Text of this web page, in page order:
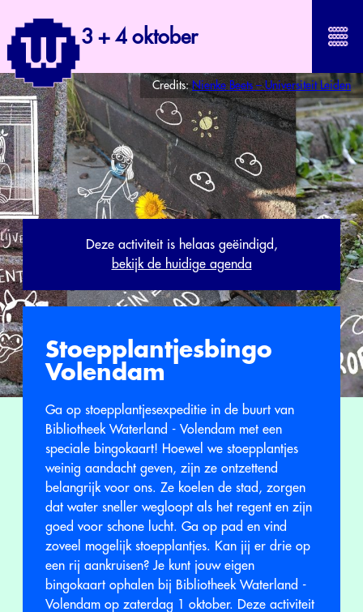
3 + 4 oktober
Credits:Nienke Beets – Universiteit Leiden
Deze activiteit is helaas geëindigd,
bekijk de huidige agenda
Stoepplantjesbingo
Volendam
Ga op stoepplantjesexpeditie in de buurt van
Bibliotheek Waterland - Volendam met een
speciale bingokaart! Hoewel we stoepplantjes
weinig aandacht geven, zijn ze ontzettend
belangrijk voor ons. Ze koelen de stad, zorgen
dat water sneller wegloopt als het regent en zijn
goed voor schone lucht. Ga op pad en vind
zoveel mogelijk stoepplantjes. Kan jij er drie op
een rij aankruisen? Je kunt jouw eigen
bingokaart ophalen bij Bibliotheek Waterland -
Volendam op zaterdag 1 oktober. Deze activiteit